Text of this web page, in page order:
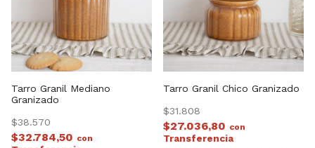
Tarro Granil Mediano
Granizado
$38.570
$32.784,50 con
Tarro Granil Chico Granizado
$31.808
$27.036,80 con